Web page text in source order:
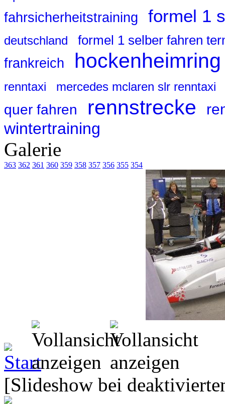
fahrsicherheitstraining formel 1
deutschland formel 1 selber fahren
frankreich hockenheimring
renntaxi mercedes mclaren slr renntaxi
quer fahren rennstrecke
wintertraining
Galerie
363 362 361 360 359 358 357 356 355 354
[Slideshow bei